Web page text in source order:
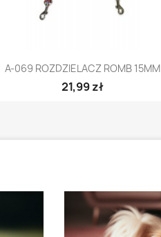
Szybki podgląd
A-069 ROZDZIELACZ ROMB 15MM
21,99 zł